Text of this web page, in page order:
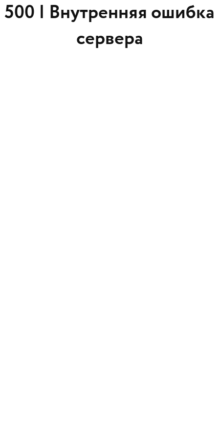
500 | Внутренняя ошибка
сервера